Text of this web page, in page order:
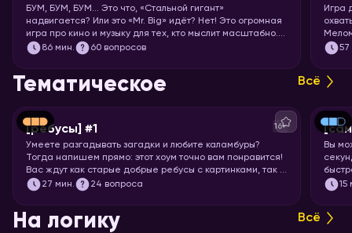
БУМ, БУМ, БУМ… Это что, «Стальной гигант»
надвигается? Или это «Mr. Big» идёт? Нет! Это огромная
игра про кино и музыку для тех, кто мыслит масштабно.
Вас ждут целых 7 раундов песен, клипов, отрывков из
миску попкорна и запускайте хоум!
86 мин. 60 вопросов
Игра
57
Тематическое Всё
[ребусы] #1 16+
Умеете разгадывать загадки и любите каламбуры?
Тогда напишем прямо: этот хоум точно вам понравится!
Вас ждут как старые добрые ребусы с картинками, так и
вопросы с визуальными подсказками. Вспоминайте, что
27 мин. 24 вопроса
Вы
15
На логику Всё